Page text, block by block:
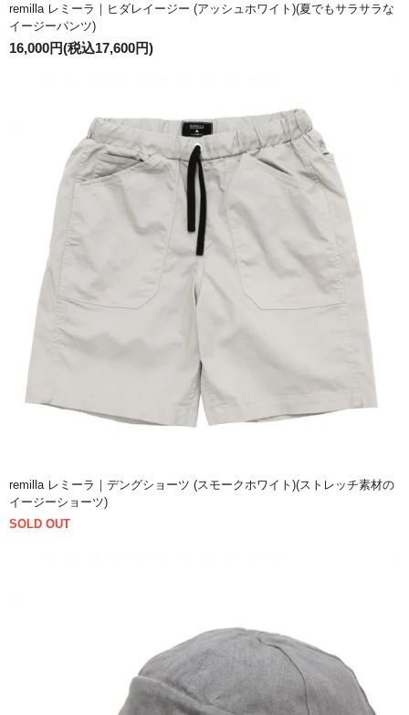
remilla レミーラ｜ヒダレイージー (アッシュホワイト)(夏でもサラサラな
イージーパンツ)
16,000円(税込17,600円)
remilla レミーラ｜デングショーツ (スモークホワイト)(ストレッチ素材の
イージーショーツ)
SOLD OUT